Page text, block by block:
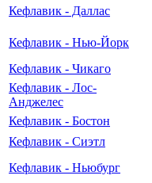
Кефлавик - Даллас
Кефлавик - Нью-Йорк
Кефлавик - Чикаго
Кефлавик - Лос-
Анджелес
Кефлавик - Бостон
Кефлавик - Сиэтл
Кефлавик - Ньюбург